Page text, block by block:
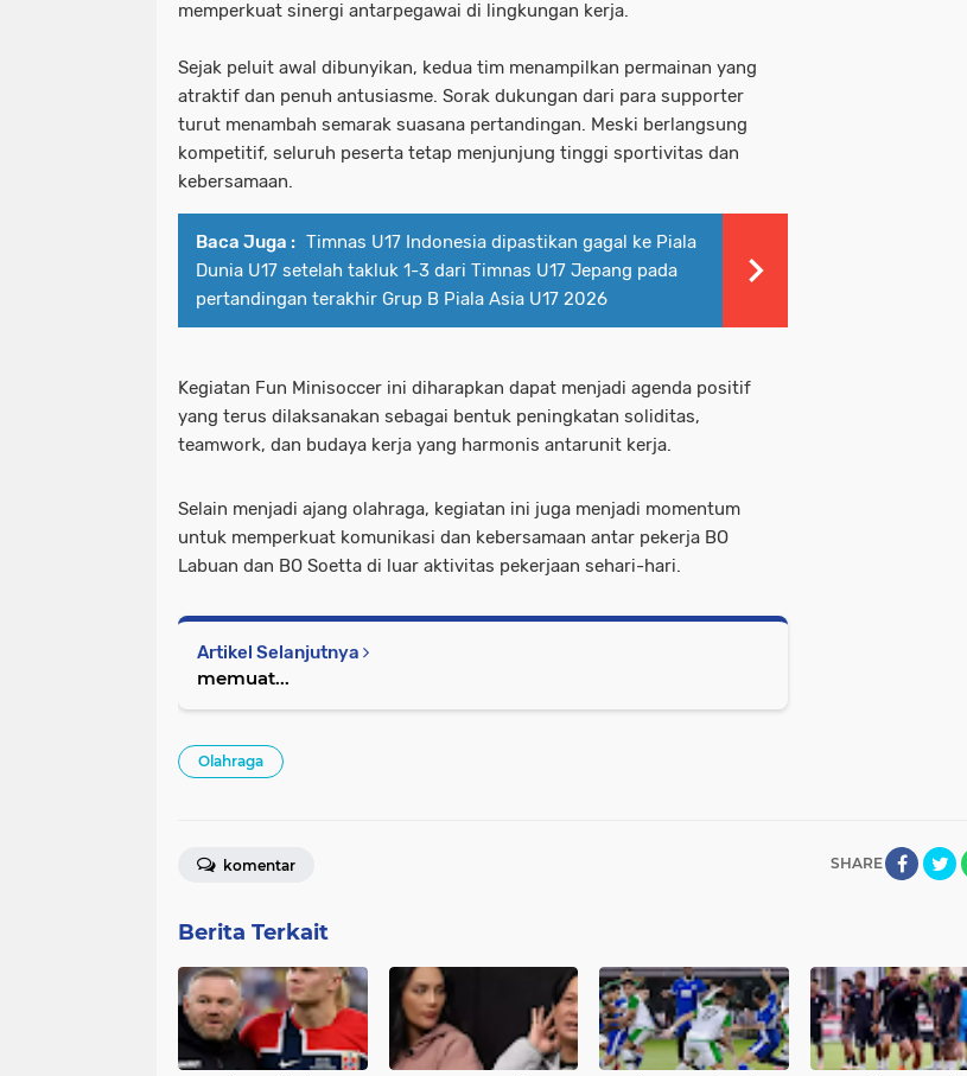
memperkuat sinergi antarpegawai di lingkungan kerja.
Sejak peluit awal dibunyikan, kedua tim menampilkan permainan yang
atraktif dan penuh antusiasme. Sorak dukungan dari para supporter
turut menambah semarak suasana pertandingan. Meski berlangsung
kompetitif, seluruh peserta tetap menjunjung tinggi sportivitas dan
kebersamaan.
Baca Juga : Timnas U17 Indonesia dipastikan gagal ke Piala
Dunia U17 setelah takluk 1-3 dari Timnas U17 Jepang pada
pertandingan terakhir Grup B Piala Asia U17 2026
Kegiatan Fun Minisoccer ini diharapkan dapat menjadi agenda positif
yang terus dilaksanakan sebagai bentuk peningkatan soliditas,
teamwork, dan budaya kerja yang harmonis antarunit kerja.
Selain menjadi ajang olahraga, kegiatan ini juga menjadi momentum
untuk memperkuat komunikasi dan kebersamaan antar pekerja BO
Labuan dan BO Soetta di luar aktivitas pekerjaan sehari-hari.
Artikel Selanjutnya
memuat...
Olahraga
SHARE
komentar
Berita Terkait